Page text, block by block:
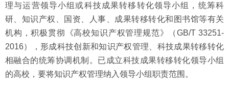
理与运营领导小组或科技成果转移转化领导小组，统筹科
研、知识产权、国资、人事、成果转移转化和图书馆等有关
机构，积极贯彻《高校知识产权管理规范》（GB/T 33251-
2016），形成科技创新和知识产权管理、科技成果转移转化
相融合的统筹协调机制。已成立科技成果转移转化领导小组
的高校，要将知识产权管理纳入领导小组职责范围。